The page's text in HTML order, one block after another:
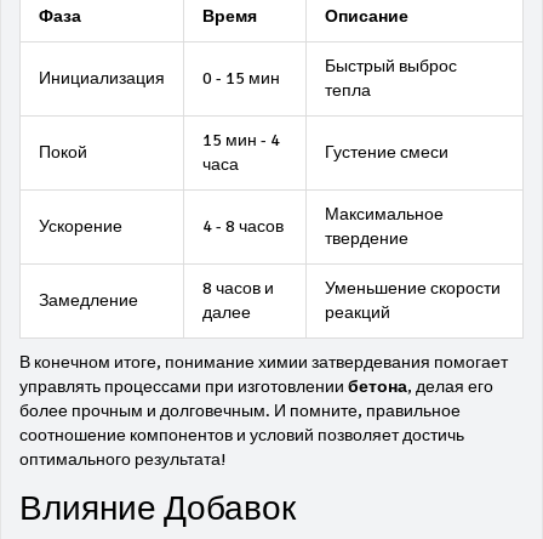
Фаза Время Описание
Инициализация 0 - 15 мин
Быстрый выброс
тепла
Покой
15 мин - 4
часа
Густение смеси
Ускорение 4 - 8 часов
Максимальное
твердение
Замедление
8 часов и
далее
Уменьшение скорости
реакций
В конечном итоге, понимание химии затвердевания помогает
управлять процессами при изготовлении бетона, делая его
более прочным и долговечным. И помните, правильное
соотношение компонентов и условий позволяет достичь
оптимального результата!
Влияние Добавок